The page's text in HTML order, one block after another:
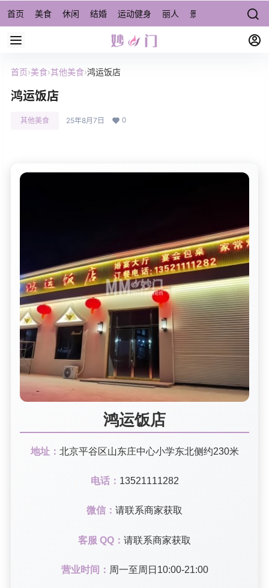
首页 美食 休闲 结婚 运动健身 丽人 景点/周边游 宠物
首页›美食›其他美食›鸿运饭店
鸿运饭店
其他美食 25年8月7日 0
鸿运饭店
地址： 北京平谷区山东庄中心小学东北侧约230米
电话： 13521111282
微信： 请联系商家获取
客服 QQ： 请联系商家获取
营业时间： 周一至周日10:00-21:00